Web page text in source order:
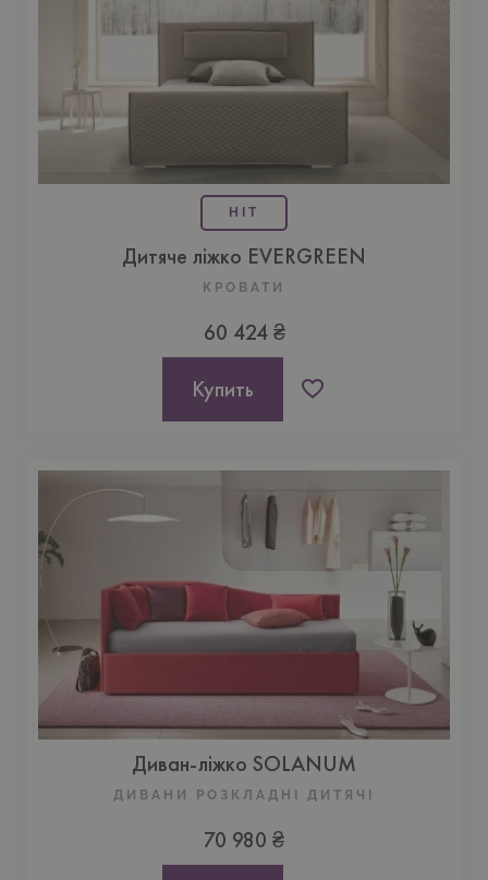
HIT
Дитяче ліжко EVERGREEN
КРОВАТИ
60 424 ₴
Купить
Диван-ліжко SOLANUM
ДИВАНИ РОЗКЛАДНІ ДИТЯЧІ
70 980 ₴